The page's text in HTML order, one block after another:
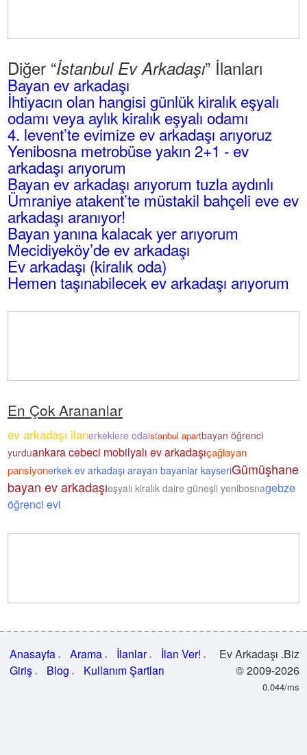
Diğer “İstanbul Ev Arkadaşı” İlanları
Bayan ev arkadaşı
İhtiyacın olan hangisi günlük kiralık eşyalı
odamı veya aylık kiralık eşyalı odamı
4. levent’te evimize ev arkadaşı arıyoruz
Yenibosna metrobüse yakın 2+1 - ev
arkadaşı arıyorum
Bayan ev arkadaşı arıyorum tuzla aydınlı
Ümraniye atakent’te müstakil bahçeli eve ev
arkadaşı aranıyor!
Bayan yanına kalacak yer arıyorum
Mecidiyeköy’de ev arkadaşı
Ev arkadaşı (kiralık oda)
Hemen taşınabilecek ev arkadaşı arıyorum
En Çok Arananlar
ev arkadaşı ilanerkeklere odaistanbul apartbayan öğrenci
yurduankara cebeci mobilyalı ev arkadaşıçağlayan
pansiyonerkek ev arkadaşı arayan bayanlar kayseriGümüşhane
bayan ev arkadaşıeşyalı kiralık daire güneşli yenibosnagebze
öğrenci evi
Anasayfa Arama İlanlar
İlan Ver!
Giriş
Blog Kullanım Şartları
Ev Arkadaşı .Biz
© 2009-2026
0.044/ms